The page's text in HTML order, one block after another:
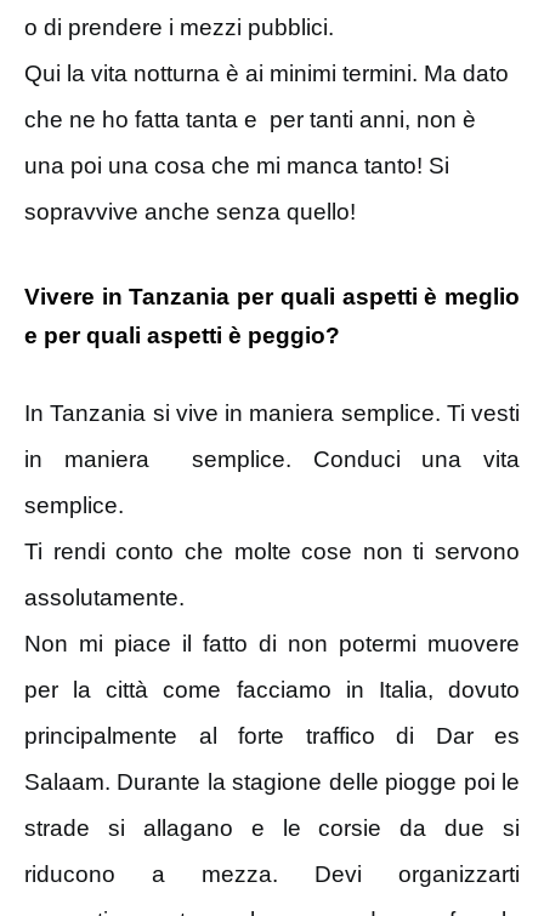
o di prendere i mezzi pubblici.
Qui la vita notturna è ai minimi termini. Ma dato
che ne ho fatta tanta e per tanti anni, non è
una poi una cosa che mi manca tanto! Si
sopravvive anche senza quello!
Vivere in Tanzania per quali aspetti è meglio
e per quali aspetti è peggio?
In Tanzania si vive in maniera semplice. Ti vesti
in maniera semplice. Conduci una vita
semplice.
Ti rendi conto che molte cose non ti servono
assolutamente.
Non mi piace il fatto di non potermi muovere
per la città come facciamo in Italia, dovuto
principalmente al forte traffico di Dar es
Salaam. Durante la stagione delle piogge poi le
strade si allagano e le corsie da due si
riducono a mezza. Devi organizzarti